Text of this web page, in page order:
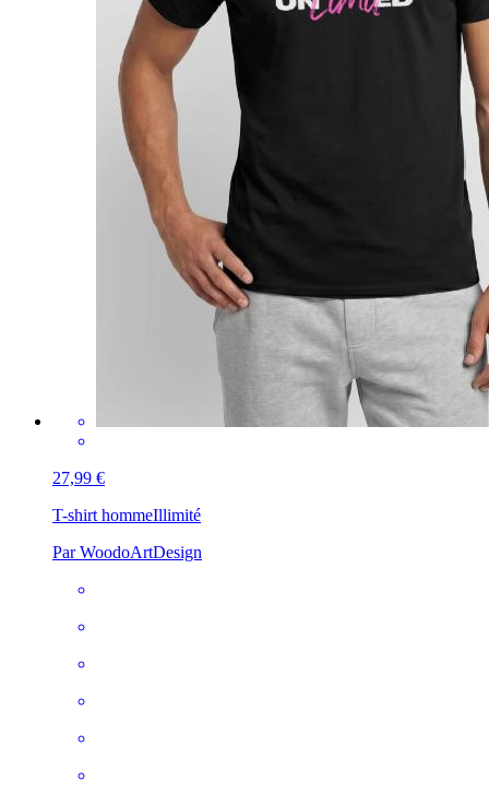
27,99 €
T-shirt hommeIllimité
Par WoodoArtDesign